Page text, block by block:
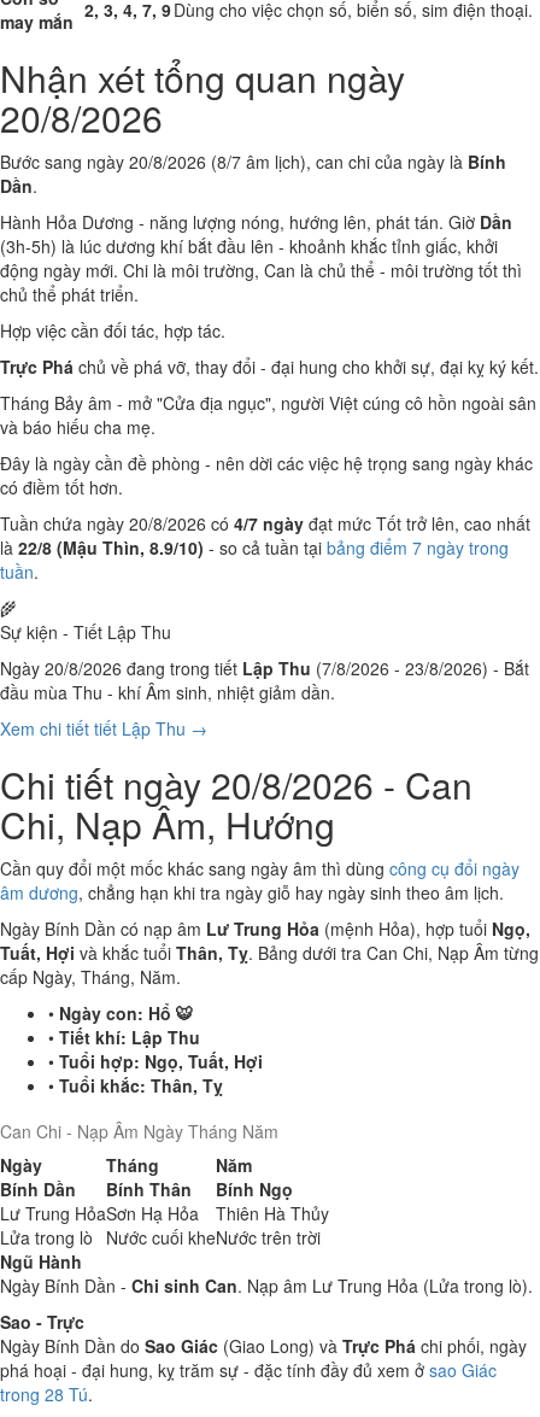
may mắn 2, 3, 4, 7, 9Dùng cho việc chọn số, biển số, sim điện thoại.
Nhận xét tổng quan ngày
20/8/2026
Bước sang ngày 20/8/2026 (8/7 âm lịch), can chi của ngày là Bính
Dần.
Hành Hỏa Dương - năng lượng nóng, hướng lên, phát tán. Giờ Dần
(3h-5h) là lúc dương khí bắt đầu lên - khoảnh khắc tỉnh giấc, khởi
động ngày mới. Chi là môi trường, Can là chủ thể - môi trường tốt thì
chủ thể phát triển.
Hợp việc cần đối tác, hợp tác.
Trực Phá chủ về phá vỡ, thay đổi - đại hung cho khởi sự, đại kỵ ký kết.
Tháng Bảy âm - mở "Cửa địa ngục", người Việt cúng cô hồn ngoài sân
và báo hiếu cha mẹ.
Đây là ngày cần đề phòng - nên dời các việc hệ trọng sang ngày khác
có điềm tốt hơn.
Tuần chứa ngày 20/8/2026 có 4/7 ngày đạt mức Tốt trở lên, cao nhất
là 22/8 (Mậu Thìn, 8.9/10) - so cả tuần tại bảng điểm 7 ngày trong
tuần.
🌾
Sự kiện - Tiết Lập Thu
Ngày 20/8/2026 đang trong tiết Lập Thu (7/8/2026 - 23/8/2026) - Bắt
đầu mùa Thu - khí Âm sinh, nhiệt giảm dần.
Xem chi tiết tiết Lập Thu →
Chi tiết ngày 20/8/2026 - Can
Chi, Nạp Âm, Hướng
Cần quy đổi một mốc khác sang ngày âm thì dùng công cụ đổi ngày
âm dương, chẳng hạn khi tra ngày giỗ hay ngày sinh theo âm lịch.
Ngày Bính Dần có nạp âm Lư Trung Hỏa (mệnh Hỏa), hợp tuổi Ngọ,
Tuất, Hợi và khắc tuổi Thân, Tỵ. Bảng dưới tra Can Chi, Nạp Âm từng
cấp Ngày, Tháng, Năm.
• Ngày con: Hổ 🐯
• Tiết khí: Lập Thu
• Tuổi hợp: Ngọ, Tuất, Hợi
• Tuổi khắc: Thân, Tỵ
Can Chi - Nạp Âm Ngày Tháng Năm
Ngày
Tháng
Năm
Bính Dần
Bính Thân
Bính Ngọ
Lư Trung HỏaSơn Hạ Hỏa
Thiên Hà Thủy
Lửa trong lò
Nước cuối kheNước trên trời
Ngũ Hành
Ngày Bính Dần - Chi sinh Can. Nạp âm Lư Trung Hỏa (Lửa trong lò).
Sao - Trực
Ngày Bính Dần do Sao Giác (Giao Long) và Trực Phá chi phối, ngày
phá hoại - đại hung, kỵ trăm sự - đặc tính đầy đủ xem ở sao Giác
trong 28 Tú.